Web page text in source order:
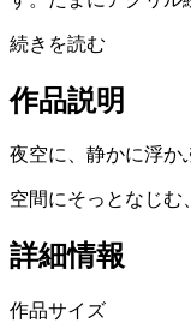
続きを読む
作品説明
夜空に、静かに浮か
空間にそっとなじむ
詳細情報
作品サイズ